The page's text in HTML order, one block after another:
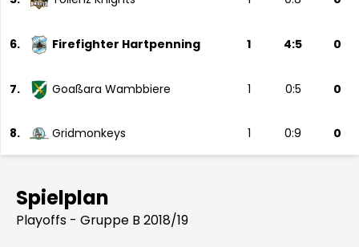
6. Firefighter Hartpenning 1 4:5 0
7. Goaßara Wambbiere 1 0:5 0
8. Gridmonkeys 1 0:9 0
Spielplan
Playoffs - Gruppe B 2018/19